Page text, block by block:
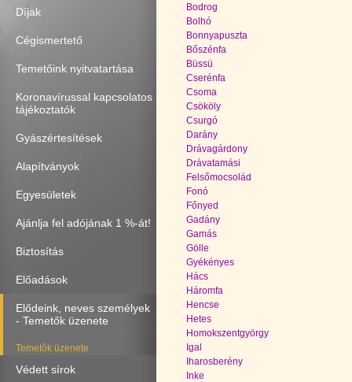
Díjak
Cégismertető
Temetőink nyitvatartása
Koronavírussal kapcsolatos
tájékoztatók
Gyászértesítések
Alapítványok
Egyesületek
Ajánlja fel adójának 1 %-át!
Biztosítás
Előadások
Elődeink, neves személyek
- Temetők üzenete
Temetők üzenete
Védett sírok
Bodrog
Bolhó
Bonnyapuszta
Bőszénfa
Büssü
Cserénfa
Csoma
Csököly
Csurgó
Darány
Drávagárdony
Drávatamási
Felsőmocsolád
Fonó
Főnyed
Gadány
Gamás
Gölle
Gyékényes
Hács
Háromfa
Hencse
Hetes
Homokszentgyörgy
Igal
Iharosberény
Inke